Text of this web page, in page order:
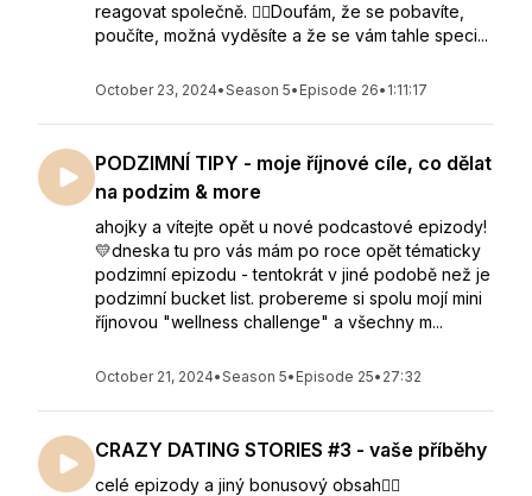
reagovat společně. 👯‍♀️⁣Doufám, že se pobavíte,
poučíte, možná vyděsíte a že se vám tahle speci...
October 23, 2024•Season 5• Episode 26• 1:11:17
PODZIMNÍ TIPY - moje říjnové cíle, co dělat
na podzim & more
ahojky a vítejte opět u nové podcastové epizody!
💛dneska tu pro vás mám po roce opět tématicky
podzimní epizodu - tentokrát v jiné podobě než je
podzimní bucket list. probereme si spolu mojí mini
říjnovou "wellness challenge" a všechny m...
October 21, 2024•Season 5• Episode 25• 27:32
CRAZY DATING STORIES #3 - vaše příběhy
celé epizody a jiný bonusový obsah👇🏻